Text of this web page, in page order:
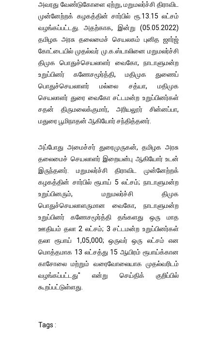
அவரது வேண்டுகோளை ஏற்று, மறுமலர்ச்சி திராவிட
முன்னேற்றக் கழகத்தின் சார்பில் ரூ.13.15 லட்சம்
வழங்கப்பட்டது. அதற்காக, இன்று (05.05.2022)
தமிழக அரசு தலைமைச் செயலகம் புனித ஜார்ஜ்
கோட்டையில் முதல்வர் மு.க.ஸ்டாலினை மறுமலர்ச்சி
திமுக பொதுச்செயலாளர் வைகோ, நாடாளுமன்ற
உறுப்பினர் கணேசமூர்த்தி, மதிமுக துணைப்
பொதுச்செயலாளர் மல்லை சத்யா, மதிமுக
செயலாளர் துரை வைகோ சட்டமன்ற உறுப்பினர்கள்
சதன் திருமலைக்குமார், அரியலூர் சின்னப்பா,
மதுரை பூமிநாதன் ஆகியோர் சந்தித்தனர்.
அப்போது அமைச்சர் துரைமுருகன், தமிழக அரசு
தலைமைச் செயலாளர் இறையன்பு ஆகியோர் உடன்
இருந்தனர். மறுமலர்ச்சி திராவிட முன்னேற்றக்
கழகத்தின் சார்பில் ரூபாய் 5 லட்சம்; நாடாளுமன்ற
உறுப்பினரும், மறுமலர்ச்சி திமுக
பொதுச்செயலாளருமான வைகோ, நாடாளுமன்ற
உறுப்பினர் கணேசமூர்த்தி தங்களது ஒரு மாத
ஊதியம் தலா 2 லட்சம்; 3 சட்டமன்ற உறுப்பினர்கள்
தலா ரூபாய் 1,05,000; ஒருவர் ஒரு லட்சம் என
மொத்தமாக 13 லட்சத்து 15 ஆயிரம் ரூபாய்க்கான
காசோலை மற்றும் வரைவோலையாக முதல்வரிடம்
வழங்கப்பட்டது" என்று செய்திக் குறிப்பில்
கூறப்பட்டுள்ளது.
Tags :